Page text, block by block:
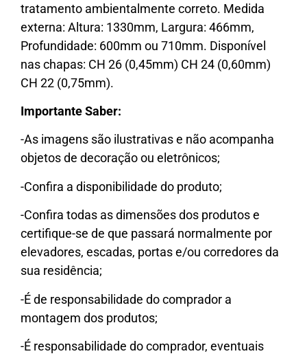
tratamento ambientalmente correto. Medida
externa: Altura: 1330mm, Largura: 466mm,
Profundidade: 600mm ou 710mm. Disponível
nas chapas: CH 26 (0,45mm) CH 24 (0,60mm)
CH 22 (0,75mm).
Importante Saber:
-As imagens são ilustrativas e não acompanha
objetos de decoração ou eletrônicos;
-Confira a disponibilidade do produto;
-Confira todas as dimensões dos produtos e
certifique-se de que passará normalmente por
elevadores, escadas, portas e/ou corredores da
sua residência;
-É de responsabilidade do comprador a
montagem dos produtos;
-É responsabilidade do comprador, eventuais